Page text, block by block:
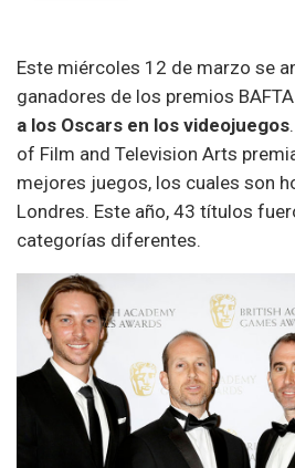
Este miércoles 12 de marzo se
ganadores de los premios
a los Oscars en los videojuegos
of Film and Television Arts
mejores juegos, los cuales son
Londres. Este año, 43 títulos
categorías diferentes.